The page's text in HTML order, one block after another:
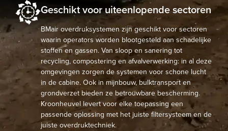
Geschikt voor uiteenlopende sectoren
BMair overdruksystemen zijn geschikt voor sectoren
waarin operators worden blootgesteld aan schadelijke
stoffen en gassen. Van sloop en sanering tot
recycling, compostering en afvalverwerking: in al deze
omgevingen zorgen de systemen voor schone lucht
in de cabine. Ook in mijnbouw, bulktransport en
grondverzet bieden ze betrouwbare bescherming.
Kroonheuvel levert voor elke toepassing een
passende oplossing met het juiste filtersysteem en de
juiste overdruktechniek.